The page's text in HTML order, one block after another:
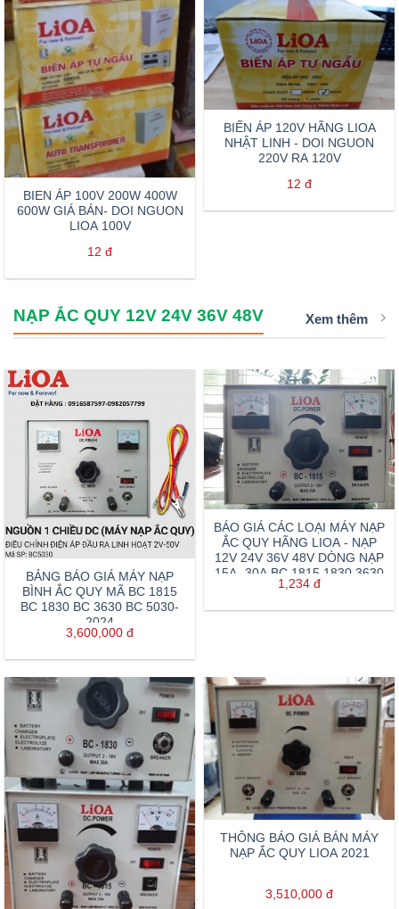
BIEN ÁP 100V 200W 400W
600W GIÁ BÁN- DOI NGUON
LIOA 100V
12 đ
BIẾN ÁP 120V HÃNG LIOA
NHẬT LINH - DOI NGUON
220V RA 120V
12 đ
NẠP ẮC QUY 12V 24V 36V 48V Xem thêm
BẢNG BÁO GIÁ MÁY NẠP
BÌNH ẮC QUY MÃ BC 1815
BC 1830 BC 3630 BC 5030-
2024
3,600,000 đ
BÁO GIÁ CÁC LOẠI MÁY NẠP
ẮC QUY HÃNG LIOA - NẠP
12V 24V 36V 48V DÒNG NẠP
15A -30A BC 1815 1830 3630
5030
1,234 đ
THÔNG BÁO GIÁ BÁN MÁY
NẠP ẮC QUY LIOA 2021
3,510,000 đ